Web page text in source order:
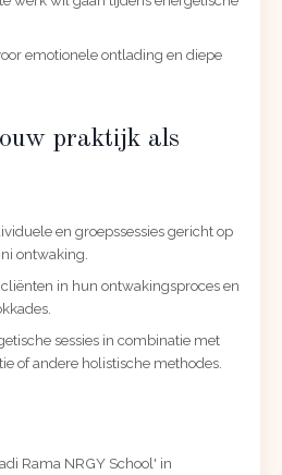
emotionele ontlading en diepe
praktijk als
en groepssessies gericht op
ontwaking.
in hun ontwakingsproces en
sessies in combinatie met
of andere holistische methodes.
Rama NRGY School' in